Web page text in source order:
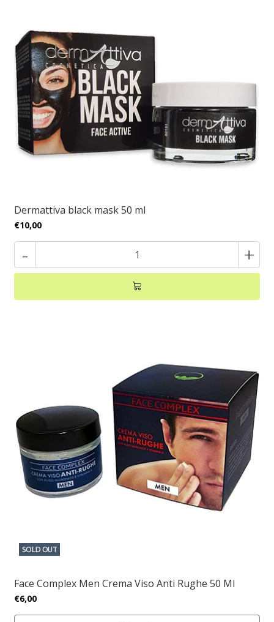
Dermattiva black mask 50 ml
€10,00
- +
SOLD OUT
Face Complex Men Crema Viso Anti Rughe 50 Ml
€6,00